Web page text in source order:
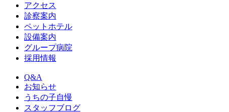
アクセス
診察案内
ペットホテル
設備案内
グループ病院
採用情報
Q&A
お知らせ
うちの子自慢
スタッフブログ